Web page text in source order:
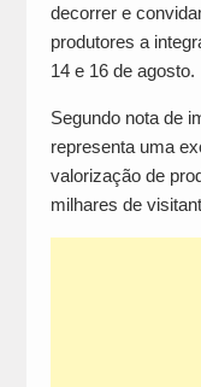
decorrer e
produtores a
14 e 16 de agosto.
Segundo nota de
representa uma
valorização de
milhares de